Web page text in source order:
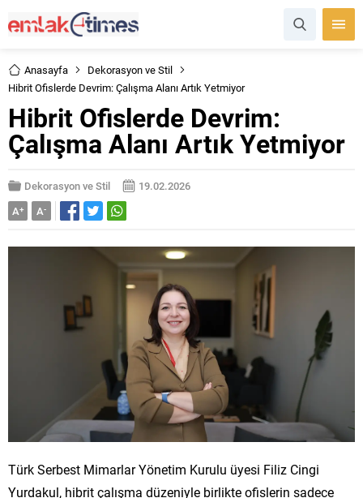
Anasayfa
Dekorasyon ve Stil
Hibrit Ofislerde Devrim: Çalışma Alanı Artık Yetmiyor
Hibrit Ofislerde Devrim:
Çalışma Alanı Artık Yetmiyor
Dekorasyon ve Stil
19.02.2026
A+ A-
Türk Serbest Mimarlar Yönetim Kurulu üyesi Filiz Cingi
Yurdakul, hibrit çalışma düzeniyle birlikte ofislerin sadece